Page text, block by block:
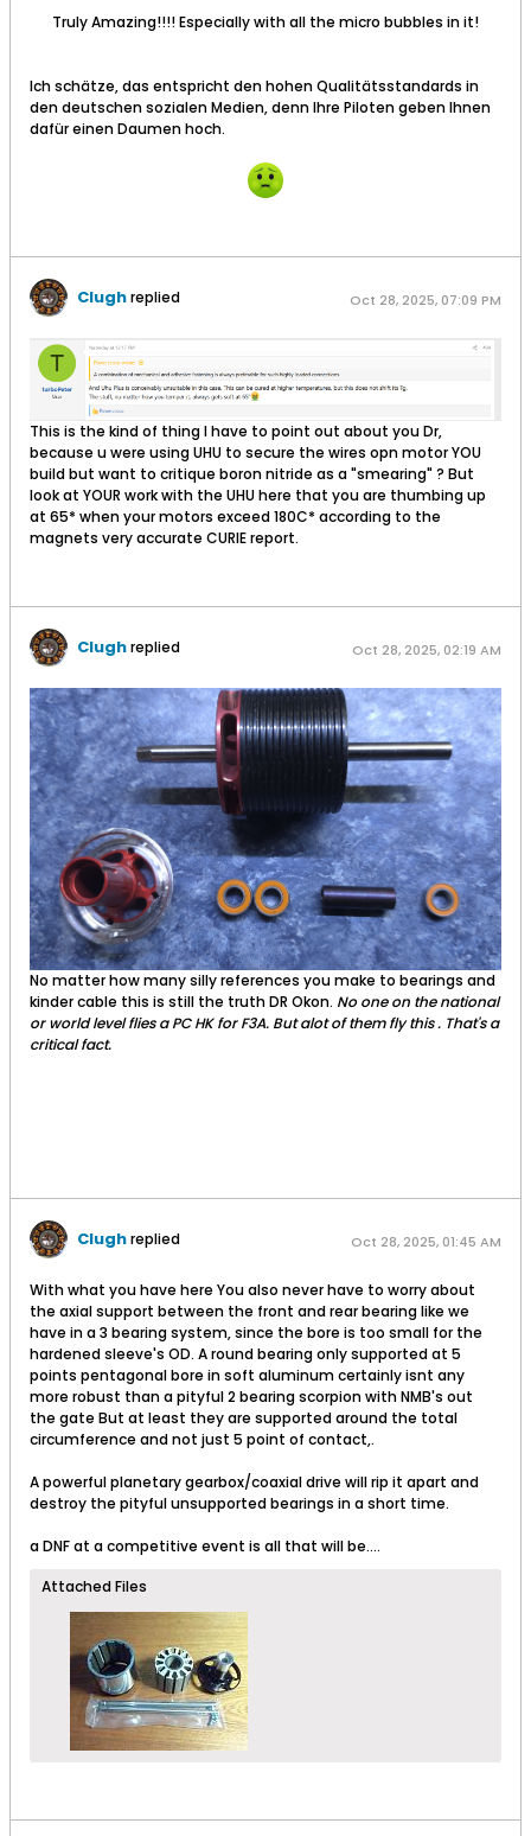
Truly Amazing!!!! Especially with all the micro bubbles in it!
Ich schätze, das entspricht den hohen Qualitätsstandards in
den deutschen sozialen Medien, denn Ihre Piloten geben Ihnen
dafür einen Daumen hoch.​
Clughreplied Oct 28, 2025, 07:09 PM
​This is the kind of thing I have to point out about you Dr,
because u were using UHU to secure the wires opn motor YOU
build but want to critique boron nitride as a "smearing" ? But
look at YOUR work with the UHU here that you are thumbing up
at 65* when your motors exceed 180C* according to the
magnets very accurate CURIE report.
Clughreplied Oct 28, 2025, 02:19 AM
No matter how many silly references you make to bearings and
kinder cable this is still the truth DR Okon. No one on the national
or world level flies a PC HK for F3A. But alot of them fly this . That's a
critical fact.
Clughreplied Oct 28, 2025, 01:45 AM
With what you have here You also never have to worry about
the axial support between the front and rear bearing like we
have in a 3 bearing system, since the bore is too small for the
hardened sleeve's OD. A round bearing only supported at 5
points pentagonal bore in soft aluminum certainly isnt any
more robust than a pityful 2 bearing scorpion with NMB's out
the gate But at least they are supported around the total
circumference and not just 5 point of contact,.
A powerful planetary gearbox/coaxial drive will rip it apart and
destroy the pityful unsupported bearings in a short time.
a DNF at a competitive event is all that will be....
Attached Files